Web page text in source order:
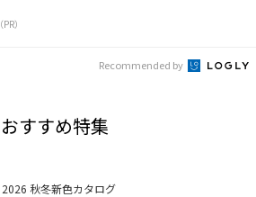
（PR）
Recommended by
おすすめ特集
2026 秋冬新色カタログ